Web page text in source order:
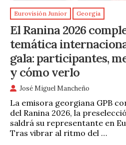
Eurovisión Junior Georgia
El Ranina 2026
temática
gala: participantes,
y cómo verlo
José Miguel Mancheño
La emisora georgiana GPB
del Ranina 2026, la
saldrá su representante en
Tras vibrar al ritmo del …